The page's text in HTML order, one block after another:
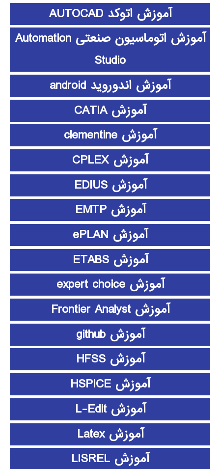
آموزش اتوکد AUTOCAD
آموزش اتوماسیون صنعتی Automation
Studio
آموزش اندوروید android
آموزش CATIA
آموزش clementine
آموزش CPLEX
آموزش EDIUS
آموزش EMTP
آموزش ePLAN
آموزش ETABS
آموزش expert choice
آموزش Frontier Analyst
آموزش github
آموزش HFSS
آموزش HSPICE
آموزش L-Edit
آموزش Latex
آموزش LISREL